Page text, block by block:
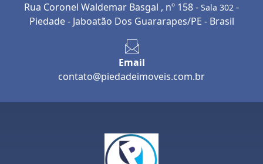
Rua Coronel Waldemar Basgal , nº 158 - Sala 302 -
Piedade - Jaboatão Dos Guararapes/PE - Brasil
Email
contato@piedadeimoveis.com.br